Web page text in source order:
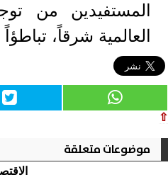
المستفيدين من
العالمية شرقاً،
⇧
موضوعات متعلقة